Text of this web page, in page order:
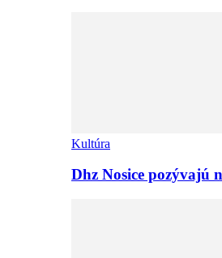
Kultúra
Dhz Nosice pozývajú